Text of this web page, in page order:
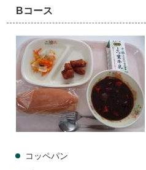
Bコース
コッペパン